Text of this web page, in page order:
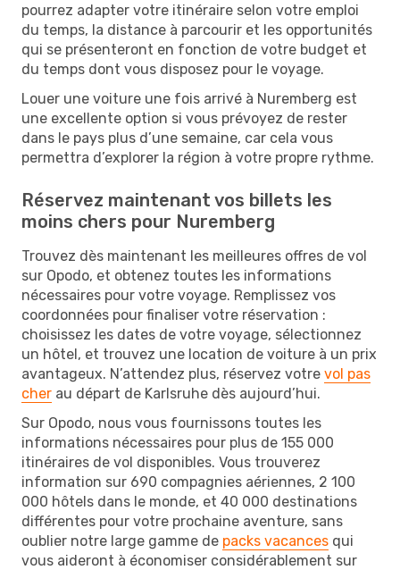
pourrez adapter votre itinéraire selon votre emploi
du temps, la distance à parcourir et les opportunités
qui se présenteront en fonction de votre budget et
du temps dont vous disposez pour le voyage.
Louer une voiture une fois arrivé à Nuremberg est
une excellente option si vous prévoyez de rester
dans le pays plus d’une semaine, car cela vous
permettra d’explorer la région à votre propre rythme.
Réservez maintenant vos billets les
moins chers pour Nuremberg
Trouvez dès maintenant les meilleures offres de vol
sur Opodo, et obtenez toutes les informations
nécessaires pour votre voyage. Remplissez vos
coordonnées pour finaliser votre réservation :
choisissez les dates de votre voyage, sélectionnez
un hôtel, et trouvez une location de voiture à un prix
avantageux. N’attendez plus, réservez votre vol pas
cher au départ de Karlsruhe dès aujourd’hui.
Sur Opodo, nous vous fournissons toutes les
informations nécessaires pour plus de 155 000
itinéraires de vol disponibles. Vous trouverez
information sur 690 compagnies aériennes, 2 100
000 hôtels dans le monde, et 40 000 destinations
différentes pour votre prochaine aventure, sans
oublier notre large gamme de packs vacances qui
vous aideront à économiser considérablement sur